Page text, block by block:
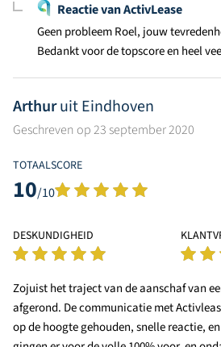
Reactie van ActivLease
Geen probleem Roel, jouw
Bedankt voor de topscore en heel
Arthuruit Eindhoven
Geschreven op 23 september 2020
TOTAALSCORE
10/10
DESKUNDIGHEID
Zojuist het traject van de aanschaf van
afgerond. De communicatie met
op de hoogte gehouden, snelle reactie,